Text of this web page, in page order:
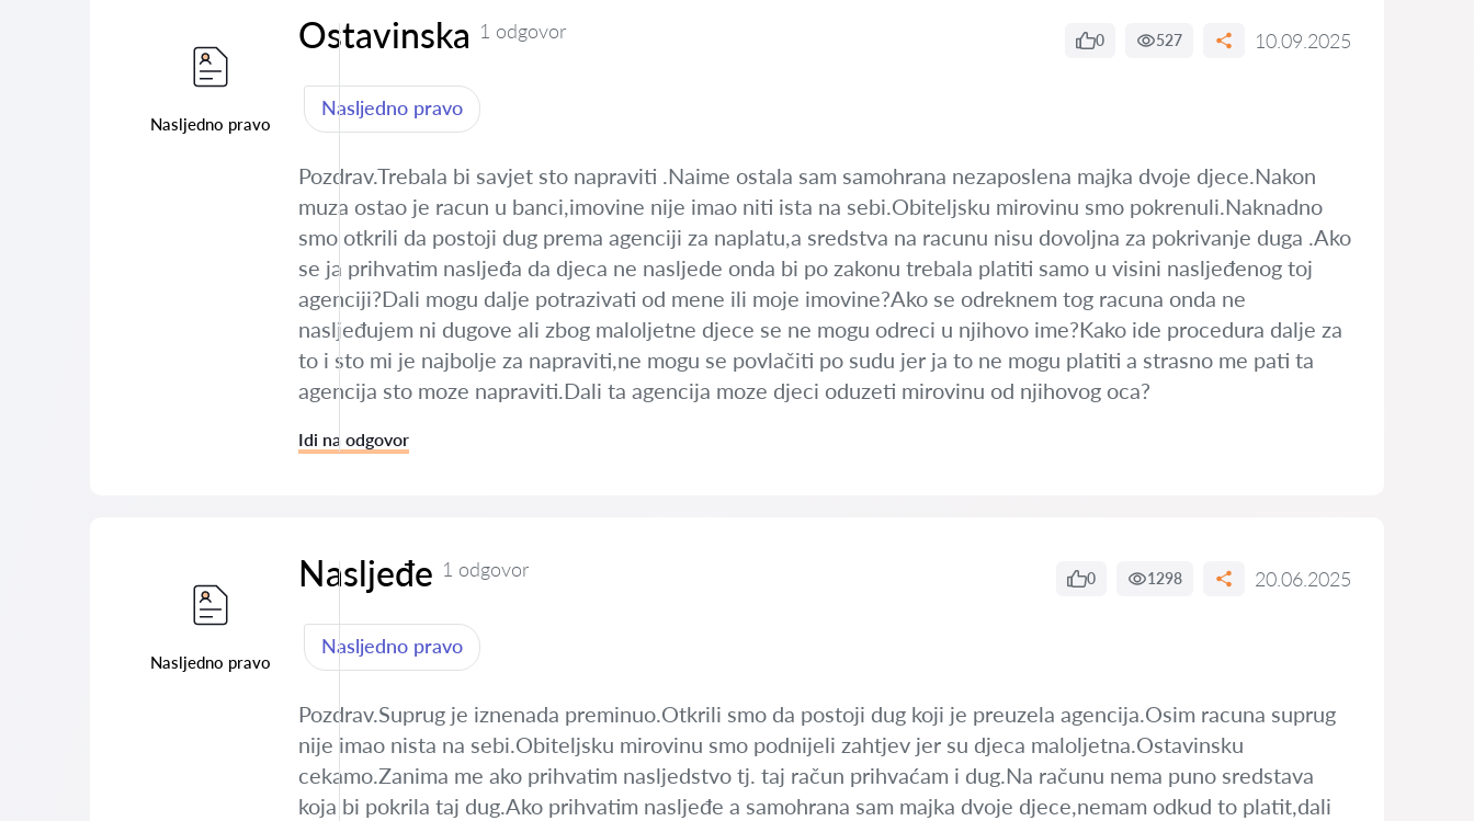
Nasljedno pravo
Ostavinska 1 odgovor 0 527 10.09.2025
Nasljedno pravo
Pozdrav.Trebala bi savjet sto napraviti .Naime ostala sam samohrana nezaposlena majka dvoje djece.Nakon
muza ostao je racun u banci,imovine nije imao niti ista na sebi.Obiteljsku mirovinu smo pokrenuli.Naknadno
smo otkrili da postoji dug prema agenciji za naplatu,a sredstva na racunu nisu dovoljna za pokrivanje duga .Ako
se ja prihvatim nasljeđa da djeca ne nasljede onda bi po zakonu trebala platiti samo u visini nasljeđenog toj
agenciji?Dali mogu dalje potrazivati od mene ili moje imovine?Ako se odreknem tog racuna onda ne
nasljeđujem ni dugove ali zbog maloljetne djece se ne mogu odreci u njihovo ime?Kako ide procedura dalje za
to i sto mi je najbolje za napraviti,ne mogu se povlačiti po sudu jer ja to ne mogu platiti a strasno me pati ta
agencija sto moze napraviti.Dali ta agencija moze djeci oduzeti mirovinu od njihovog oca?
Idi na odgovor
Nasljedno pravo
Nasljeđe 1 odgovor 0 1298 20.06.2025
Nasljedno pravo
Pozdrav.Suprug je iznenada preminuo.Otkrili smo da postoji dug koji je preuzela agencija.Osim racuna suprug
nije imao nista na sebi.Obiteljsku mirovinu smo podnijeli zahtjev jer su djeca maloljetna.Ostavinsku
cekamo.Zanima me ako prihvatim nasljedstvo tj. taj račun prihvaćam i dug.Na računu nema puno sredstava
koja bi pokrila taj dug.Ako prihvatim nasljeđe a samohrana sam majka dvoje djece,nemam odkud to platit,dali